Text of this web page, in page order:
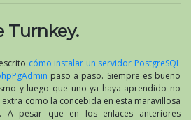
Turnkey.
cómo instalar un servidor PostgreSQL
paso a paso. Siempre es bueno
y luego que uno ya haya aprendido no
como la concebida en esta maravillosa
A pesar que en los enlaces anteriores